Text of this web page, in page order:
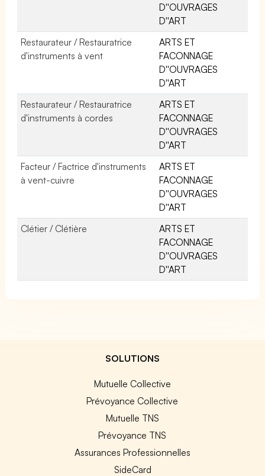
D''OUVRAGES
D''ART
Restaurateur / Restauratrice
d'instruments à vent
ARTS ET
FACONNAGE
D''OUVRAGES
D''ART
Restaurateur / Restauratrice
d'instruments à cordes
ARTS ET
FACONNAGE
D''OUVRAGES
D''ART
Facteur / Factrice d'instruments
à vent-cuivre
ARTS ET
FACONNAGE
D''OUVRAGES
D''ART
Clétier / Clétière
ARTS ET
FACONNAGE
D''OUVRAGES
D''ART
SOLUTIONS
Mutuelle Collective
Prévoyance Collective
Mutuelle TNS
Prévoyance TNS
Assurances Professionnelles
SideCard